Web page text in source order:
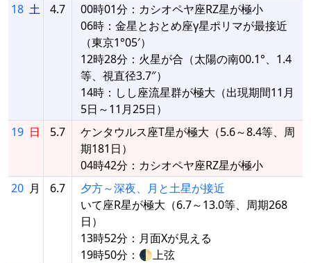
18 土 4.7
00時01分：カシオペヤ座RZ星が極小
06時：金星とおとめ座γ星ポリマが最接近
（東京1°05′）
12時28分：火星が合（太陽の南00.1°、1.4
等、視直径3.7″）
14時：しし座流星群が極大（出現期間11月
5日～11月25日）
19 日 5.7
ケンタウルス座T星が極大（5.6～8.4等、周
期181日）
04時42分：カシオペヤ座RZ星が極小
20 月 6.7
夕方～深夜、月と土星が接近
いて座R星が極大（6.7～13.0等、周期268
日）
13時52分：月面Xが見える
19時50分：🌓上弦